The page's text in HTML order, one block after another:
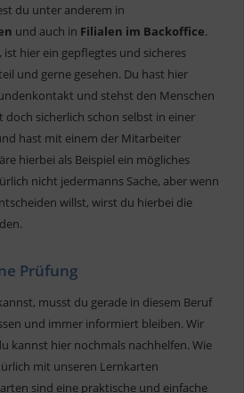
du unter anderem in
und auch in Filialen im Backoffice.
hier ein gepflegtes und sicheres
und gerne gesehen. Du hast hier
und stehst den Menschen
doch sicherlich schon selbst in einer
hast mit einem der Mitarbeiter
hierbei als Beispiel ein mögliches
nicht jedermanns Sache, aber wenn
willst, wirst du hierbei die
Prüfung
musst du gerade in diesem Beruf
und immer informiert bleiben. Wir
kannst hier nochmals nachhelfen. Wie
mit unseren Lernkarten
sind eine praktische und einfache